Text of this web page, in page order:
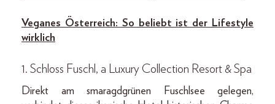
Veganes Österreich: So beliebt ist der Lifestyle
wirklich
1. Schloss Fuschl, a Luxury Collection Resort & Spa
Direkt am smaragdgrünen Fuschlsee gelegen,